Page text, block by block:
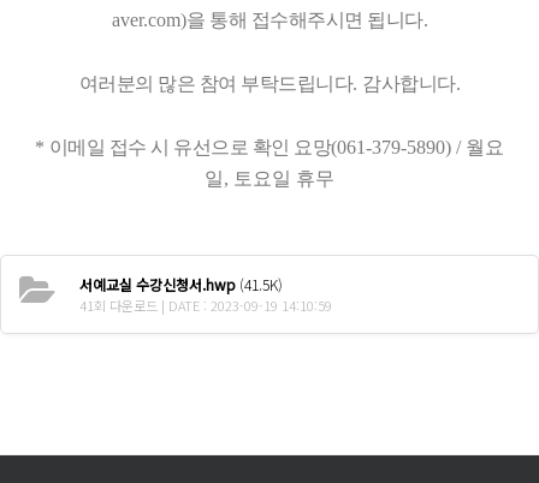
aver.com)을 통해 접수해주시면 됩니다.
여러분의 많은 참여 부탁드립니다. 감사합니다.
* 이메일 접수 시 유선으로 확인 요망(061-379-5890) / 월요
일, 토요일 휴무
서예교실 수강신청서.hwp (41.5K)
41회 다운로드 | DATE : 2023-09-19 14:10:59